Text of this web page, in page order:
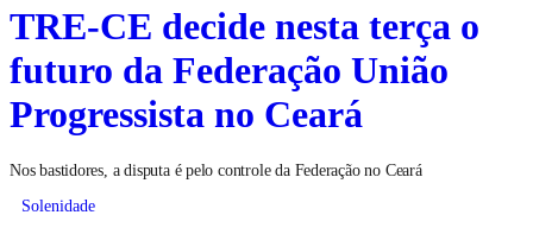
TRE-CE decide nesta terça o
futuro da Federação União
Progressista no Ceará
Nos bastidores, a disputa é pelo controle da Federação no Ceará
Solenidade